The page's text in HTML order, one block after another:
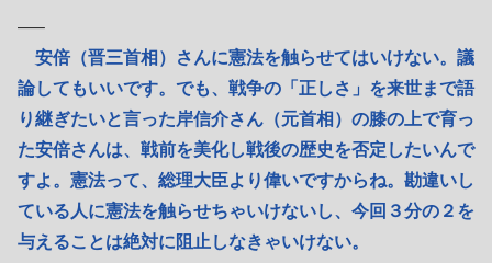
—–
安倍（晋三首相）さんに憲法を触らせてはいけない。議
論してもいいです。でも、戦争の「正しさ」を来世まで語
り継ぎたいと言った岸信介さん（元首相）の膝の上で育っ
た安倍さんは、戦前を美化し戦後の歴史を否定したいんで
すよ。憲法って、総理大臣より偉いですからね。勘違いし
ている人に憲法を触らせちゃいけないし、今回３分の２を
与えることは絶対に阻止しなきゃいけない。